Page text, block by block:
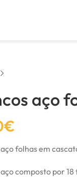
aço
€
folhas em
composto por